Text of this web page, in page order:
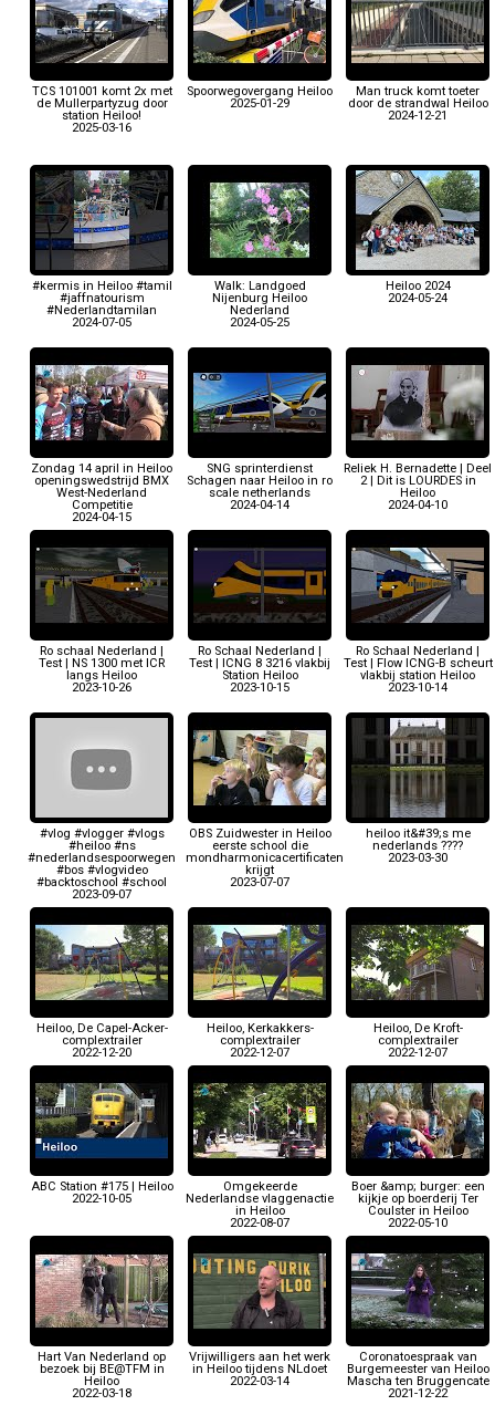
TCS 101001 komt 2x met
de Mullerpartyzug door
station Heiloo!
2025-03-16
Spoorwegovergang Heiloo
2025-01-29
Man truck komt toeter
door de strandwal Heiloo
2024-12-21
#kermis in Heiloo #tamil
#jaffnatourism
#Nederlandtamilan
2024-07-05
Walk: Landgoed
Nijenburg Heiloo
Nederland
2024-05-25
Heiloo 2024
2024-05-24
Zondag 14 april in Heiloo
openingswedstrijd BMX
West-Nederland
Competitie
2024-04-15
SNG sprinterdienst
Schagen naar Heiloo in ro
scale netherlands
2024-04-14
Reliek H. Bernadette | Deel
2 | Dit is LOURDES in
Heiloo
2024-04-10
Ro schaal Nederland |
Test | NS 1300 met ICR
langs Heiloo
2023-10-26
Ro Schaal Nederland |
Test | ICNG 8 3216 vlakbij
Station Heiloo
2023-10-15
Ro Schaal Nederland |
Test | Flow ICNG-B scheurt
vlakbij station Heiloo
2023-10-14
#vlog #vlogger #vlogs
#heiloo #ns
#nederlandsespoorwegen
#bos #vlogvideo
#backtoschool #school
2023-09-07
OBS Zuidwester in Heiloo
eerste school die
mondharmonicacertificaten
krijgt
2023-07-07
heiloo it&#39;s me
nederlands ????
2023-03-30
Heiloo, De Capel-Acker-
complextrailer
2022-12-20
Heiloo, Kerkakkers-
complextrailer
2022-12-07
Heiloo, De Kroft-
complextrailer
2022-12-07
ABC Station #175 | Heiloo
2022-10-05
Omgekeerde
Nederlandse vlaggenactie
in Heiloo
2022-08-07
Boer &amp; burger: een
kijkje op boerderij Ter
Coulster in Heiloo
2022-05-10
Hart Van Nederland op
bezoek bij BE@TFM in
Heiloo
2022-03-18
Vrijwilligers aan het werk
in Heiloo tijdens NLdoet
2022-03-14
Coronatoespraak van
Burgemeester van Heiloo
Mascha ten Bruggencate
2021-12-22